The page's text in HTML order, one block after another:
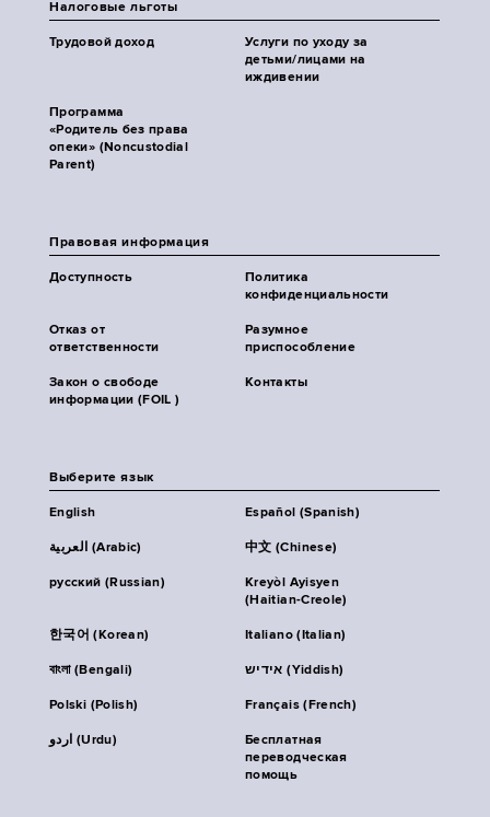
Налоговые льготы
Трудовой доход
Услуги по уходу за
детьми/лицами на
иждивении
Программа
«Родитель без права
опеки» (Noncustodial
Parent)
Правовая информация
Доступность
Политика
конфиденциальности
Отказ от
ответственности
Разумное
приспособление
Закон о свободе
информации (FOIL )
Контакты
Выберите язык
English Español (Spanish)
العربية (Arabic) 中文 (Chinese)
русский (Russian)
Kreyòl Ayisyen
(Haitian-Creole)
한국어 (Korean) Italiano (Italian)
বাংলা (Bengali) אידיש (Yiddish)
Polski (Polish) Français (French)
اردو (Urdu)
Бесплатная
переводческая
помощь